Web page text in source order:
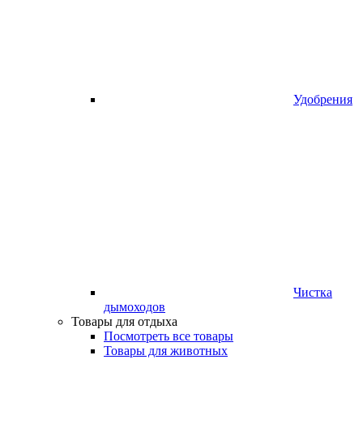
Удобрения
Чистка
дымоходов
Товары для отдыха
Посмотреть все товары
Товары для животных